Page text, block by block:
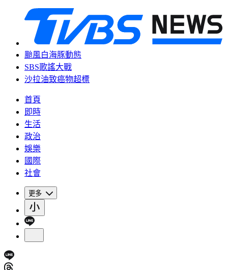
颱風白海豚動態
SBS歌謠大戰
沙拉油致癌物超標
首頁
即時
生活
政治
娛樂
國際
社會
更多